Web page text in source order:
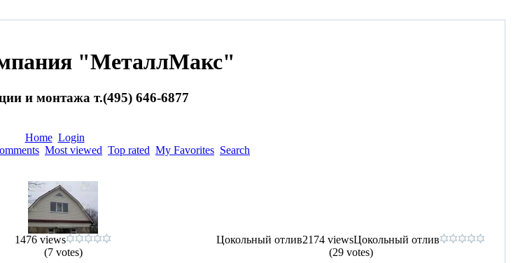
"МеталлМакс"
и монтажа т.(495) 646-6877
Home Login
Most viewed Top rated My Favorites Search
1476 views
(7 votes)
Цокольный отлив2174 viewsЦокольный отлив
(29 votes)